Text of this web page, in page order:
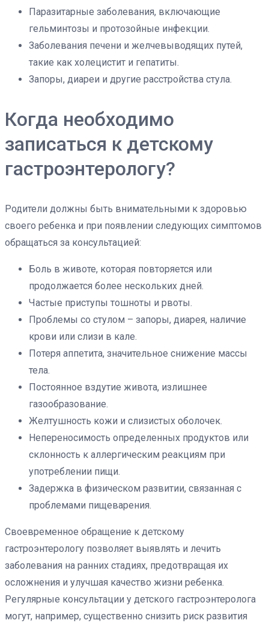
Паразитарные заболевания, включающие
гельминтозы и протозойные инфекции.
Заболевания печени и желчевыводящих путей,
такие как холецистит и гепатиты.
Запоры, диареи и другие расстройства стула.
Когда необходимо
записаться к детскому
гастроэнтерологу?
Родители должны быть внимательными к здоровью
своего ребенка и при появлении следующих симптомов
обращаться за консультацией:
Боль в животе, которая повторяется или
продолжается более нескольких дней.
Частые приступы тошноты и рвоты.
Проблемы со стулом – запоры, диарея, наличие
крови или слизи в кале.
Потеря аппетита, значительное снижение массы
тела.
Постоянное вздутие живота, излишнее
газообразование.
Желтушность кожи и слизистых оболочек.
Непереносимость определенных продуктов или
склонность к аллергическим реакциям при
употреблении пищи.
Задержка в физическом развитии, связанная с
проблемами пищеварения.
Своевременное обращение к детскому
гастроэнтерологу позволяет выявлять и лечить
заболевания на ранних стадиях, предотвращая их
осложнения и улучшая качество жизни ребенка.
Регулярные консультации у детского гастроэнтеролога
могут, например, существенно снизить риск развития